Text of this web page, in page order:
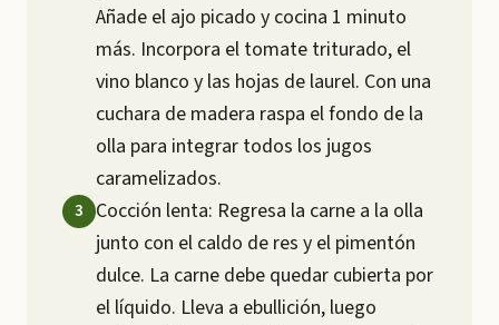
Añade el ajo picado y cocina 1 minuto
más. Incorpora el tomate triturado, el
vino blanco y las hojas de laurel. Con una
cuchara de madera raspa el fondo de la
olla para integrar todos los jugos
caramelizados.
Cocción lenta: Regresa la carne a la olla
junto con el caldo de res y el pimentón
dulce. La carne debe quedar cubierta por
el líquido. Lleva a ebullición, luego